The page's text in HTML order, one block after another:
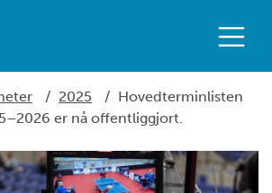
/ 2025 / Hovedterminlisten
er nå offentliggjort.